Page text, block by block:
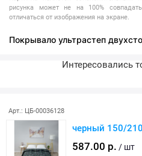
рисунка может не на 100%
отличаться от изображения на экране.
Покрывало ультрастеп
Интересовались
Арт.: ЦБ-00036128
черный 150/
587.00 р. / шт